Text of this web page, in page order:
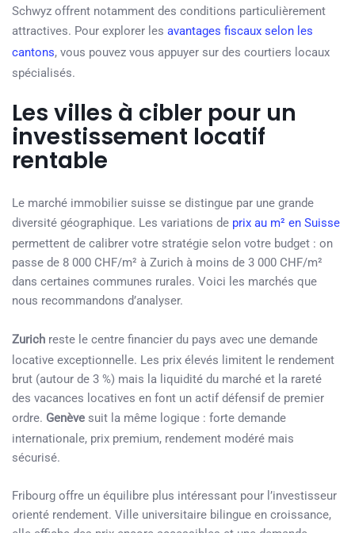
Schwyz offrent notamment des conditions particulièrement
attractives. Pour explorer les avantages fiscaux selon les
cantons, vous pouvez vous appuyer sur des courtiers locaux
spécialisés.
Les villes à cibler pour un
investissement locatif
rentable
Le marché immobilier suisse se distingue par une grande
diversité géographique. Les variations de prix au m² en Suisse
permettent de calibrer votre stratégie selon votre budget : on
passe de 8 000 CHF/m² à Zurich à moins de 3 000 CHF/m²
dans certaines communes rurales. Voici les marchés que
nous recommandons d’analyser.
Zurich reste le centre financier du pays avec une demande
locative exceptionnelle. Les prix élevés limitent le rendement
brut (autour de 3 %) mais la liquidité du marché et la rareté
des vacances locatives en font un actif défensif de premier
ordre. Genève suit la même logique : forte demande
internationale, prix premium, rendement modéré mais
sécurisé.
Fribourg offre un équilibre plus intéressant pour l’investisseur
orienté rendement. Ville universitaire bilingue en croissance,